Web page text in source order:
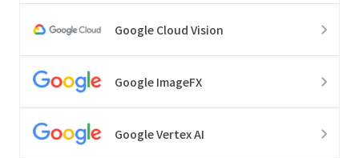
Google Cloud Vision
Google ImageFX
Google Vertex AI